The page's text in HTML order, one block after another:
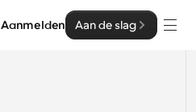
Aanmelden Aan de slag